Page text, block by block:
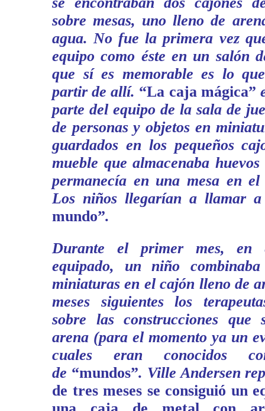
sobre mesas, uno lleno de
agua. No fue la primera vez
equipo como éste en un salón
que sí es memorable es lo
partir de allí. “La caja mágica”
parte del equipo de la sala de
de personas y objetos en
guardados en los pequeños
mueble que almacenaba
permanecía en una mesa en
Los niños llegarían a llamar
mundo”.
Durante el primer mes, en
equipado, un niño
miniaturas en el cajón lleno de
meses siguientes los
sobre las construcciones
arena (para el momento ya un
cuales eran conocidos
de “mundos”. Ville Andersen
de tres meses se consiguió un